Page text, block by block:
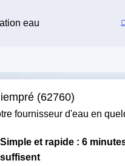
eau
(62760)
fournisseur d'eau en
Simple et rapide : 6
suffisent